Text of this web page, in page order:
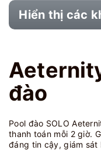
Hiển thị các
đào
Pool đào SOLO
thanh toán mỗi 2 giờ.
đáng tin cậy, giám sát